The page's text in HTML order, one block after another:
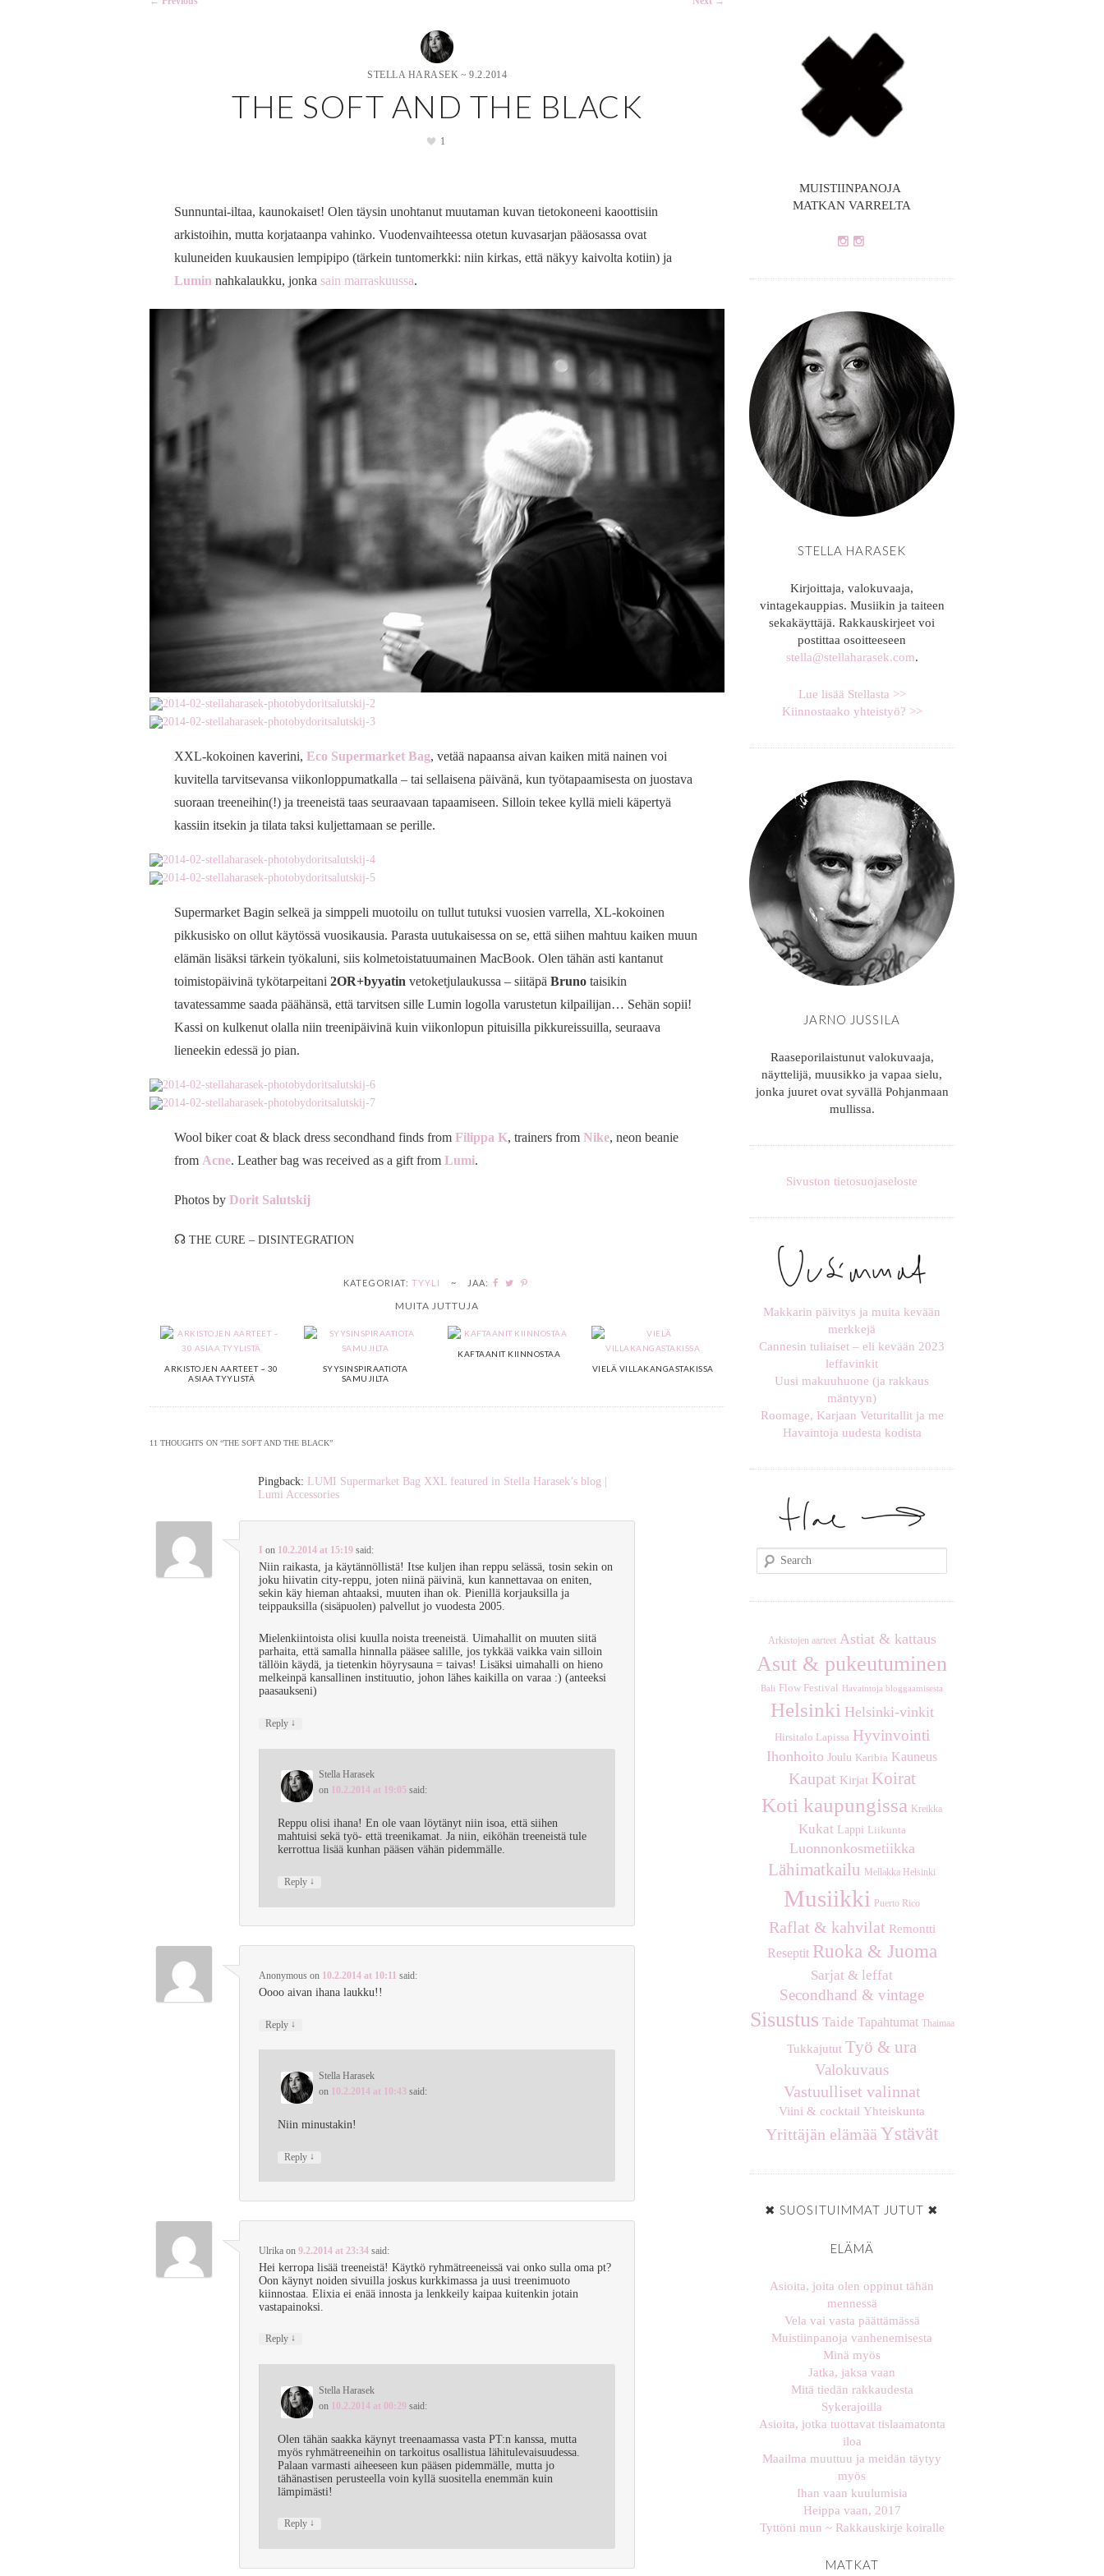
STELLA HARASEK ~ 9.2.2014
THE SOFT AND THE BLACK
1
Sunnuntai-iltaa, kaunokaiset! Olen täysin unohtanut muutaman kuvan tietokoneeni kaoottisiin
arkistoihin, mutta korjataanpa vahinko. Vuodenvaihteessa otetun kuvasarjan pääosassa ovat
kuluneiden kuukausien lempipipo (tärkein tuntomerkki: niin kirkas, että näkyy kaivolta kotiin) ja
Lumin nahkalaukku, jonka sain marraskuussa.
XXL-kokoinen kaverini, Eco Supermarket Bag, vetää napaansa aivan kaiken mitä nainen voi
kuvitella tarvitsevansa viikonloppumatkalla – tai sellaisena päivänä, kun työtapaamisesta on juostava
suoraan treeneihin(!) ja treeneistä taas seuraavaan tapaamiseen. Silloin tekee kyllä mieli käpertyä
kassiin itsekin ja tilata taksi kuljettamaan se perille.
Supermarket Bagin selkeä ja simppeli muotoilu on tullut tutuksi vuosien varrella, XL-kokoinen
pikkusisko on ollut käytössä vuosikausia. Parasta uutukaisessa on se, että siihen mahtuu kaiken muun
elämän lisäksi tärkein työkaluni, siis kolmetoistatuumainen MacBook. Olen tähän asti kantanut
toimistopäivinä tykötarpeitani 2OR+byyatin vetoketjulaukussa – siitäpä Bruno taisikin
tavatessamme saada päähänsä, että tarvitsen sille Lumin logolla varustetun kilpailijan… Sehän sopii!
Kassi on kulkenut olalla niin treenipäivinä kuin viikonlopun pituisilla pikkureissuilla, seuraava
lieneekin edessä jo pian.
Wool biker coat & black dress secondhand finds from Filippa K, trainers from Nike, neon beanie
from Acne. Leather bag was received as a gift from Lumi.
Photos by Dorit Salutskij
☊ THE CURE – DISINTEGRATION
KATEGORIAT: TYYLI ~ JAA:
MUITA JUTTUJA
ARKISTOJEN AARTEET ~ 30
ASIAA TYYLISTÄ
SYYSINSPIRAATIOTA
SAMUJILTA
KAFTAANIT KIINNOSTAA
VIELÄ VILLAKANGASTAKISSA
11 THOUGHTS ON “THE SOFT AND THE BLACK”
Pingback: LUMI Supermarket Bag XXL featured in Stella Harasek’s blog |
Lumi Accessories
I on 10.2.2014 at 15:19 said:
Niin raikasta, ja käytännöllistä! Itse kuljen ihan reppu selässä, tosin sekin on
joku hiivatin city-reppu, joten niinä päivinä, kun kannettavaa on eniten,
sekin käy hieman ahtaaksi, muuten ihan ok. Pienillä korjauksilla ja
teippauksilla (sisäpuolen) palvellut jo vuodesta 2005.
Mielenkiintoista olisi kuulla noista treeneistä. Uimahallit on muuten siitä
parhaita, että samalla hinnalla pääsee salille, jos tykkää vaikka vain silloin
tällöin käydä, ja tietenkin höyrysauna = taivas! Lisäksi uimahalli on hieno
melkeinpä kansallinen instituutio, johon lähes kaikilla on varaa :) (anteeksi
paasaukseni)
Reply ↓
Stella Harasek
on 10.2.2014 at 19:05 said:
Reppu olisi ihana! En ole vaan löytänyt niin isoa, että siihen
mahtuisi sekä työ- että treenikamat. Ja niin, eiköhän treeneistä tule
kerrottua lisää kunhan pääsen vähän pidemmälle.
Reply ↓
Anonymouson 10.2.2014 at 10:11 said:
Oooo aivan ihana laukku!!
Reply ↓
Stella Harasek
on 10.2.2014 at 10:43 said:
Niin minustakin!
Reply ↓
Ulrikaon 9.2.2014 at 23:34 said:
Hei kerropa lisää treeneistä! Käytkö ryhmätreeneissä vai onko sulla oma pt?
Oon käynyt noiden sivuilla joskus kurkkimassa ja uusi treenimuoto
kiinnostaa. Elixia ei enää innosta ja lenkkeily kaipaa kuitenkin jotain
vastapainoksi.
Reply ↓
Stella Harasek
on 10.2.2014 at 00:29 said:
Olen tähän saakka käynyt treenaamassa vasta PT:n kanssa, mutta
myös ryhmätreeneihin on tarkoitus osallistua lähitulevaisuudessa.
Palaan varmasti aiheeseen kun pääsen pidemmälle, mutta jo
tähänastisen perusteella voin kyllä suositella enemmän kuin
lämpimästi!
Reply ↓
MUISTIINPANOJA
MATKAN VARRELTA
STELLA HARASEK
Kirjoittaja, valokuvaaja,
vintagekauppias. Musiikin ja taiteen
sekakäyttäjä. Rakkauskirjeet voi
postittaa osoitteeseen
stella@stellaharasek.com.
Lue lisää Stellasta >>
Kiinnostaako yhteistyö? >>
JARNO JUSSILA
Raaseporilaistunut valokuvaaja,
näyttelijä, muusikko ja vapaa sielu,
jonka juuret ovat syvällä Pohjanmaan
mullissa.
Sivuston tietosuojaseloste
Makkarin päivitys ja muita kevään
merkkejä
Cannesin tuliaiset – eli kevään 2023
leffavinkit
Uusi makuuhuone (ja rakkaus
mäntyyn)
Roomage, Karjaan Veturitallit ja me
Havaintoja uudesta kodista
e
Arkistojen aarteet Astiat & kattaus
Asut & pukeutuminen
Bali Flow Festival Havaintoja bloggaamisesta
Helsinki Helsinki-vinkit
Hirsitalo Lapissa Hyvinvointi
Ihonhoito Joulu Karibia Kauneus
Kaupat Kirjat Koirat
Koti kaupungissa Kreikka
Kukat Lappi Liikunta
Luonnonkosmetiikka
Lähimatkailu Mellakka Helsinki
Musiikki Puerto Rico
Raflat & kahvilat Remontti
Reseptit Ruoka & Juoma
Sarjat & leffat
Secondhand & vintage
Sisustus Taide Tapahtumat Thaimaa
Tukkajutut Työ & ura
Valokuvaus
Vastuulliset valinnat
Viini & cocktail Yhteiskunta
Yrittäjän elämää Ystävät
✖ SUOSITUIMMAT JUTUT ✖
ELÄMÄ
Asioita, joita olen oppinut tähän
mennessä
Vela vai vasta päättämässä
Muistiinpanoja vanhenemisesta
Minä myös
Jatka, jaksa vaan
Mitä tiedän rakkaudesta
Sykerajoilla
Asioita, jotka tuottavat tislaamatonta
iloa
Maailma muuttuu ja meidän täytyy
myös
Ihan vaan kuulumisia
Heippa vaan, 2017
Tyttöni mun ~ Rakkauskirje koiralle
MATKAT